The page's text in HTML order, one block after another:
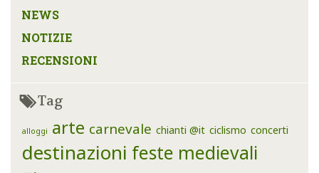
NEWS
NOTIZIE
RECENSIONI
Tag
alloggi arte carnevale chianti @it ciclismo concerti
destinazioni feste medievali